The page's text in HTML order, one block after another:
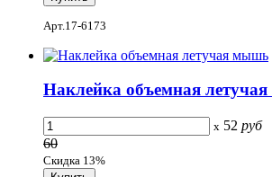
Арт.17-6173
Наклейка объемная
x 52 руб
60
Скидка 13%